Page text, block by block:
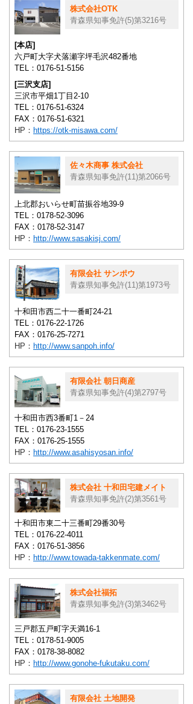
株式会社OTK
青森県知事免許(5)第3216号
[本店]
六戸町大字犬落瀬字坪毛沢482番地
TEL：0176-51-5156
[三沢支店]
三沢市平畑1丁目2-10
TEL：0176-51-6324
FAX：0176-51-6321
HP： https://otk-misawa.com/
佐々木商事 株式会社
青森県知事免許(11)第2066号
上北郡おいらせ町苗振谷地39-9
TEL：0178-52-3096
FAX：0178-52-3147
HP： http://www.sasakisj.com/
有限会社 サンポウ
青森県知事免許(11)第1973号
十和田市西二十一番町24-21
TEL：0176-22-1726
FAX：0176-25-7271
HP： http://www.sanpoh.info/
有限会社 朝日商産
青森県知事免許(4)第2797号
十和田市西3番町1－24
TEL：0176-23-1555
FAX：0176-25-1555
HP： http://www.asahisyosan.info/
株式会社 十和田宅建メイト
青森県知事免許(2)第3561号
十和田市東二十三番町29番30号
TEL：0176-22-4011
FAX：0176-51-3856
HP： http://www.towada-takkenmate.com/
株式会社福拓
青森県知事免許(3)第3462号
三戸郡五戸町字天満16-1
TEL：0178-51-9005
FAX：0178-38-8082
HP： http://www.gonohe-fukutaku.com/
有限会社 土地開発